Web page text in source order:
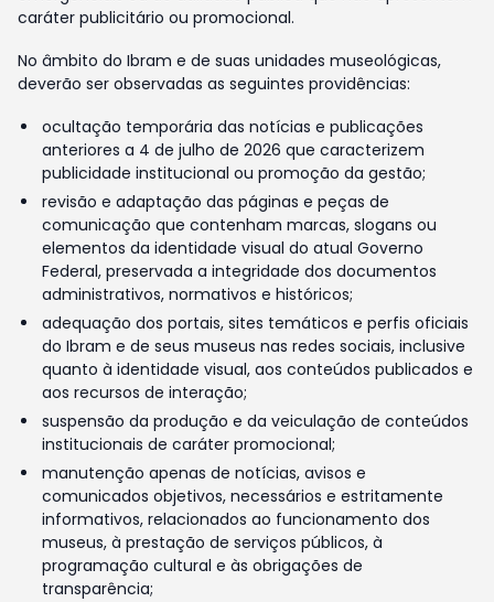
caráter publicitário ou promocional.
No âmbito do Ibram e de suas unidades museológicas,
deverão ser observadas as seguintes providências:
ocultação temporária das notícias e publicações
anteriores a 4 de julho de 2026 que caracterizem
publicidade institucional ou promoção da gestão;
revisão e adaptação das páginas e peças de
comunicação que contenham marcas, slogans ou
elementos da identidade visual do atual Governo
Federal, preservada a integridade dos documentos
administrativos, normativos e históricos;
adequação dos portais, sites temáticos e perfis oficiais
do Ibram e de seus museus nas redes sociais, inclusive
quanto à identidade visual, aos conteúdos publicados e
aos recursos de interação;
suspensão da produção e da veiculação de conteúdos
institucionais de caráter promocional;
manutenção apenas de notícias, avisos e
comunicados objetivos, necessários e estritamente
informativos, relacionados ao funcionamento dos
museus, à prestação de serviços públicos, à
programação cultural e às obrigações de
transparência;